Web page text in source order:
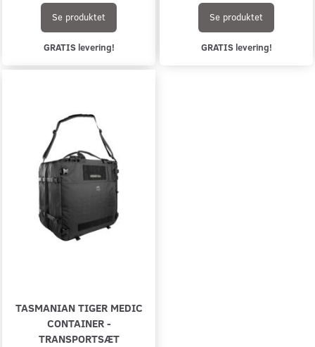
Se produktet
GRATIS levering!
Se produktet
GRATIS levering!
TASMANIAN TIGER MEDIC
CONTAINER -
TRANSPORTSÆT